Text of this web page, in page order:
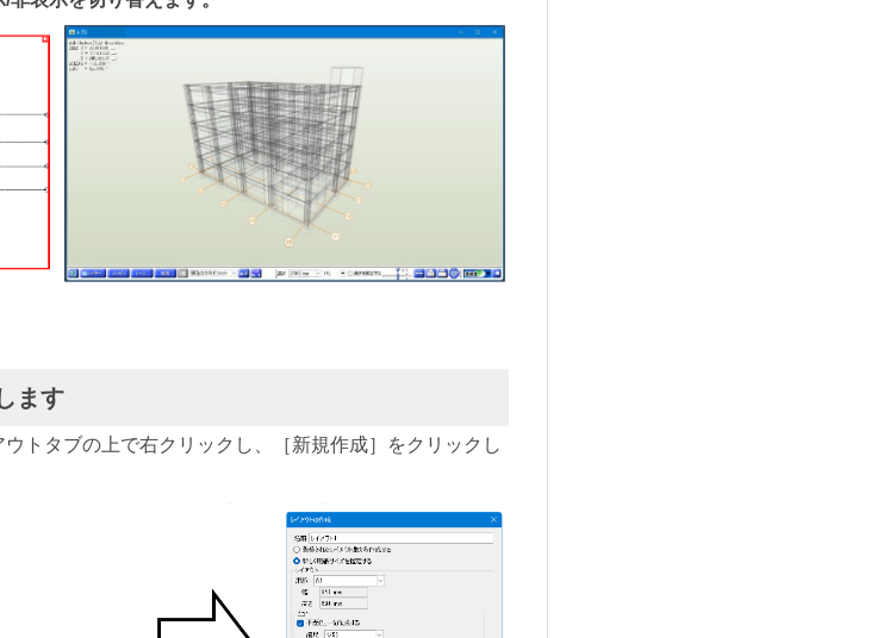
ます
トタブの上で右クリックし、［新規作成］をクリックし